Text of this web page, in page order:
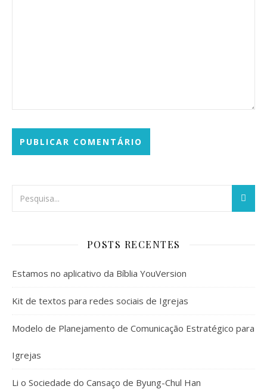
POSTS RECENTES
Estamos no aplicativo da Bíblia YouVersion
Kit de textos para redes sociais de Igrejas
Modelo de Planejamento de Comunicação Estratégico para
Igrejas
Li o Sociedade do Cansaço de Byung-Chul Han